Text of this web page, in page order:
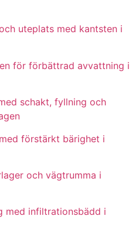
uteplats med kantsten i
för förbättrad avvattning i
schakt, fyllning och
förstärkt bärighet i
och vägtrumma i
med infiltrationsbädd i